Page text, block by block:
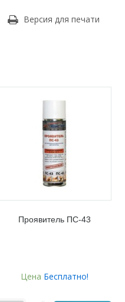
Версия для печати
Проявитель ПС-43
Цена Бесплатно!